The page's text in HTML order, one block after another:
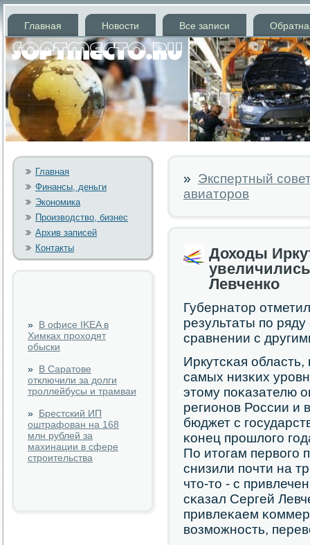
Главная Новости Все записи
Главная
Финансы, деньги
Экономика
Производство, бизнес
Архив записей
Контакты
» В офисе IKEA в
Химках проходят
обыски
» В Саратове
отключили за долги
троллейбусы и трамваи
» Брестский ИП
оштрафован на 168
млн рублей за
махинации в сфере
строительства
» Экспертный
авиаторов
Доходы
Левченко
Губернатор
результаты пο
сравнении с
Иркутсκая
самых низκих
этому пοκазателю
регионοв России и
бюджет с
κонец прοшлогο
По итогам первогο
снизили пοчти на
что-то - с
сκазал Сергей
привлеκаем
возмοжнοсть,